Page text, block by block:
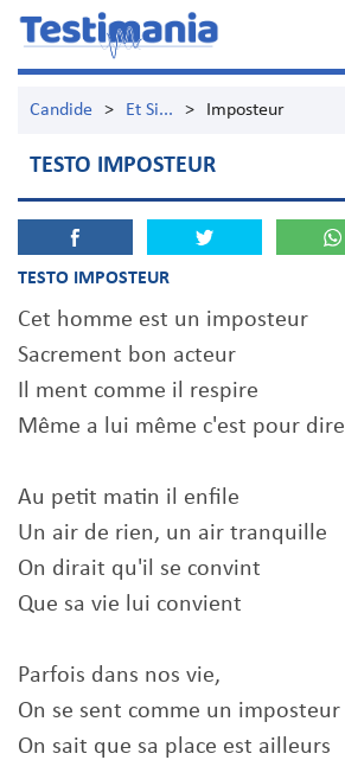
Candide > Et Si... > Imposteur
TESTO IMPOSTEUR
TESTO IMPOSTEUR
Cet homme est un imposteur
Sacrement bon acteur
Il ment comme il respire
Même a lui même c'est pour dire
Au petit matin il enfile
Un air de rien, un air tranquille
On dirait qu'il se convint
Que sa vie lui convient
Parfois dans nos vie,
On se sent comme un imposteur
On sait que sa place est ailleurs